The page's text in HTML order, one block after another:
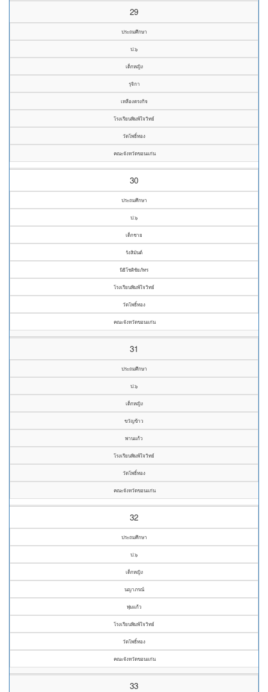
29
ประถมศึกษา
ป.๖
เด็กหญิง
รุจิกา
เหลืองตรงกิจ
โรงเรียนพิมพ์ใจวิทย์
วัดโพธิ์ทอง
คณะจังหวัดขอนแก่น
30
ประถมศึกษา
ป.๖
เด็กชาย
รังสิมันต์
นิธิโชติชัยภัทร
โรงเรียนพิมพ์ใจวิทย์
วัดโพธิ์ทอง
คณะจังหวัดขอนแก่น
31
ประถมศึกษา
ป.๖
เด็กหญิง
ขวัญข้าว
พานแก้ว
โรงเรียนพิมพ์ใจวิทย์
วัดโพธิ์ทอง
คณะจังหวัดขอนแก่น
32
ประถมศึกษา
ป.๖
เด็กหญิง
นญาภรณ์
พุ่มแก้ว
โรงเรียนพิมพ์ใจวิทย์
วัดโพธิ์ทอง
คณะจังหวัดขอนแก่น
33